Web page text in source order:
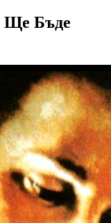
Ще Бъде